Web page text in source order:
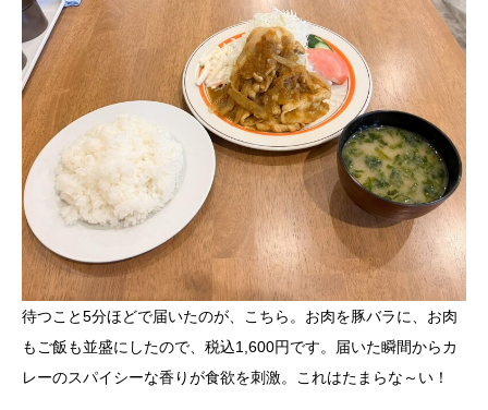
待つこと5分ほどで届いたのが、こちら。お肉を豚バラに、お肉
もご飯も並盛にしたので、税込1,600円です。届いた瞬間からカ
レーのスパイシーな香りが食欲を刺激。これはたまらな～い！